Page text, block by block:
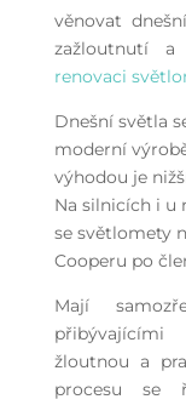
věnovat
zažloutnutí a
renovaci
Dnešní světla
moderní
výhodou je
Na silnicích i u
se světlomety
Cooperu po
Mají
žloutnou a
procesu se